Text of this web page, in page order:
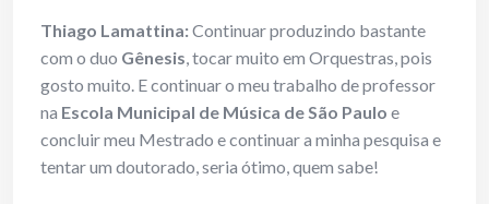
Thiago Lamattina:Continuar produzindo bastante
com o duo Gênesis, tocar muito em Orquestras, pois
gosto muito. E continuar o meu trabalho de professor
na Escola Municipal de Música de São Paulo e
concluir meu Mestrado e continuar a minha pesquisa e
tentar um doutorado, seria ótimo, quem sabe!